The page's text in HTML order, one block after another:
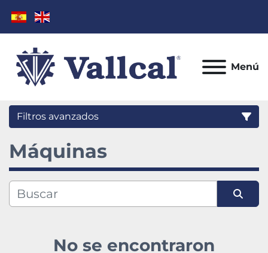
Menú
Filtros avanzados
Categoría
Máquinas
No se encontraron